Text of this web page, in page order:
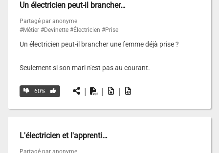
Un électricien peut-il brancher…
Partagé par anonyme
#Métier #Devinette #Électricien #Prise
Un électricien peut-il brancher une femme déjà prise ?
Seulement si son mari n'est pas au courant.
60% | | |
L'électricien et l'apprenti…
Partagé par anonyme